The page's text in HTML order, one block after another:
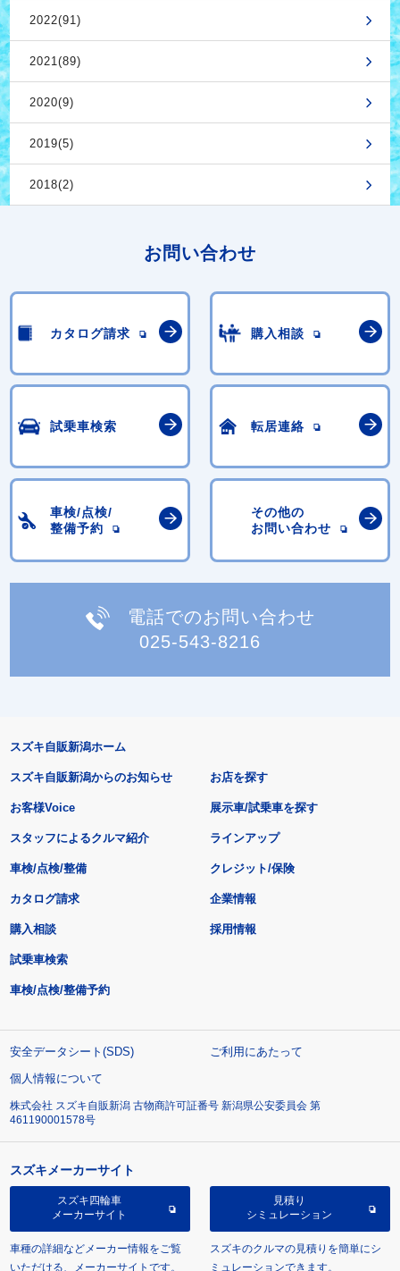
2022(91)
2021(89)
2020(9)
2019(5)
2018(2)
お問い合わせ
カタログ請求 購入相談
試乗車検索 転居連絡
車検/点検/
整備予約
その他の
お問い合わせ
電話でのお問い合わせ
025-543-8216
スズキ自販新潟ホーム
スズキ自販新潟からのお知らせ
お客様Voice
スタッフによるクルマ紹介
お店を探す
展示車/試乗車を探す
ラインアップ
車検/点検/整備 クレジット/保険
カタログ請求
購入相談
試乗車検索
車検/点検/整備予約
企業情報
採用情報
安全データシート(SDS)
ご利用にあたって
個人情報について
株式会社 スズキ自販新潟 古物商許可証番号 新潟県公安委員会 第
461190001578号
スズキメーカーサイト
スズキ四輪車
メーカーサイト
車種の詳細などメーカー情報をご覧
いただける、メーカーサイトです。
見積り
シミュレーション
スズキのクルマの見積りを簡単にシ
ミュレーションできます。